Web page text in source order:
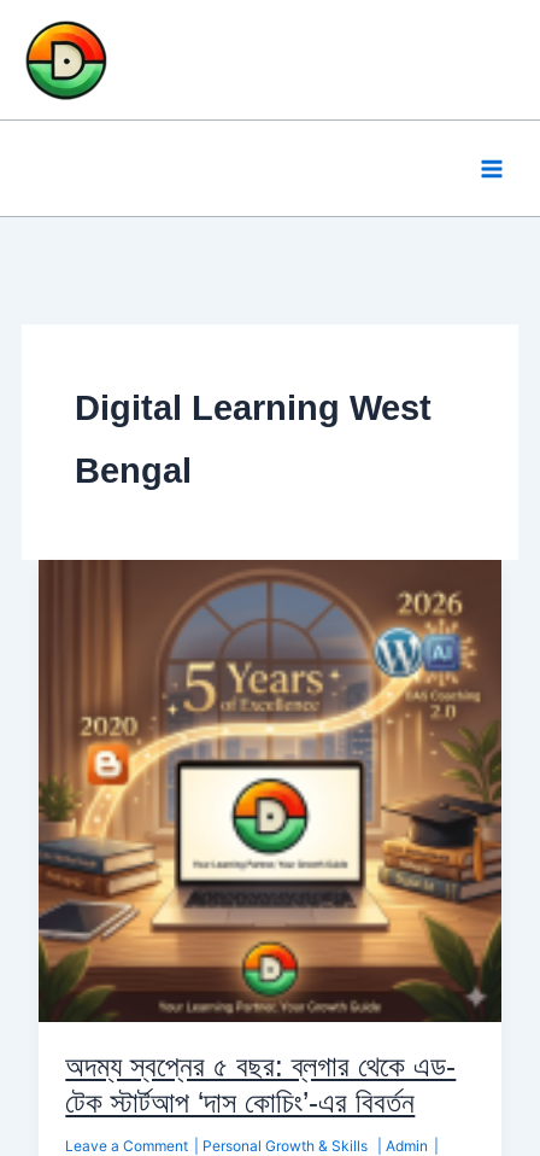
content
Digital Learning West
Bengal
অদম্য স্বপ্নের ৫ বছর: ব্লগার থেকে এড-
টেক স্টার্টআপ ‘দাস কোচিং’-এর বিবর্তন
Leave a Comment Personal Growth & Skills |Admin
থেকে
এড-
টেক
স্টার্টআপ
‘দাস
কোচিং’-
এর
বিবর্তন